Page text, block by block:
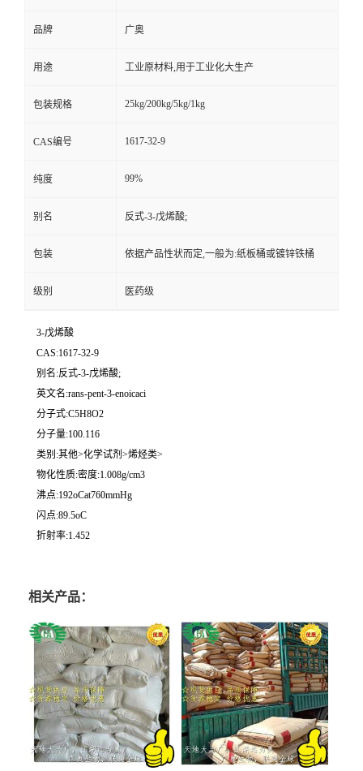
品牌 广奥
用途 工业原材料,用于工业化大生产
包装规格 25kg/200kg/5kg/1kg
CAS编号 1617-32-9
纯度 99%
别名 反式-3-戊烯酸;
包装 依据产品性状而定,一般为:纸板桶或镀锌铁桶
级别 医药级
3-戊烯酸
CAS:1617-32-9
别名:反式-3-戊烯酸;
英文名:rans-pent-3-enoicaci
分子式:C5H8O2
分子量:100.116
类别:其他>化学试剂>烯烃类>
物化性质:密度:1.008g/cm3
沸点:192oCat760mmHg
闪点:89.5oC
折射率:1.452
相关产品：